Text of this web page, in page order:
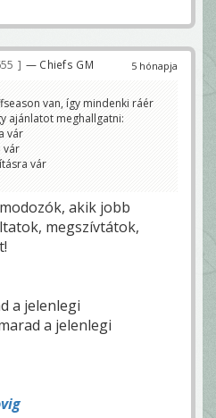
5 hónapja
— Chiefs GM
van, így mindenki ráér
ajánlatot meghallgatni:
vár
vár
vár
akik jobb
megszívtátok,
a jelenlegi
a jelenlegi